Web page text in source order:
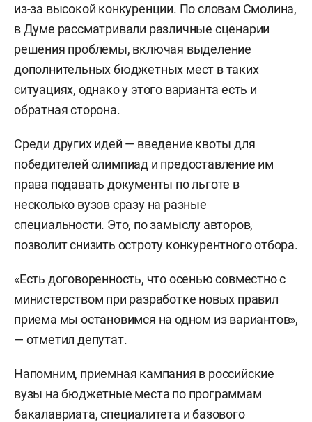
из-за высокой конкуренции. По словам Смолина,
в Думе рассматривали различные сценарии
решения проблемы, включая выделение
дополнительных бюджетных мест в таких
ситуациях, однако у этого варианта есть и
обратная сторона.
Среди других идей — введение квоты для
победителей олимпиад и предоставление им
права подавать документы по льготе в
несколько вузов сразу на разные
специальности. Это, по замыслу авторов,
позволит снизить остроту конкурентного отбора.
«Есть договоренность, что осенью совместно с
министерством при разработке новых правил
приема мы остановимся на одном из вариантов»,
— отметил депутат.
Напомним, приемная кампания в российские
вузы на бюджетные места по программам
бакалавриата, специалитета и базового